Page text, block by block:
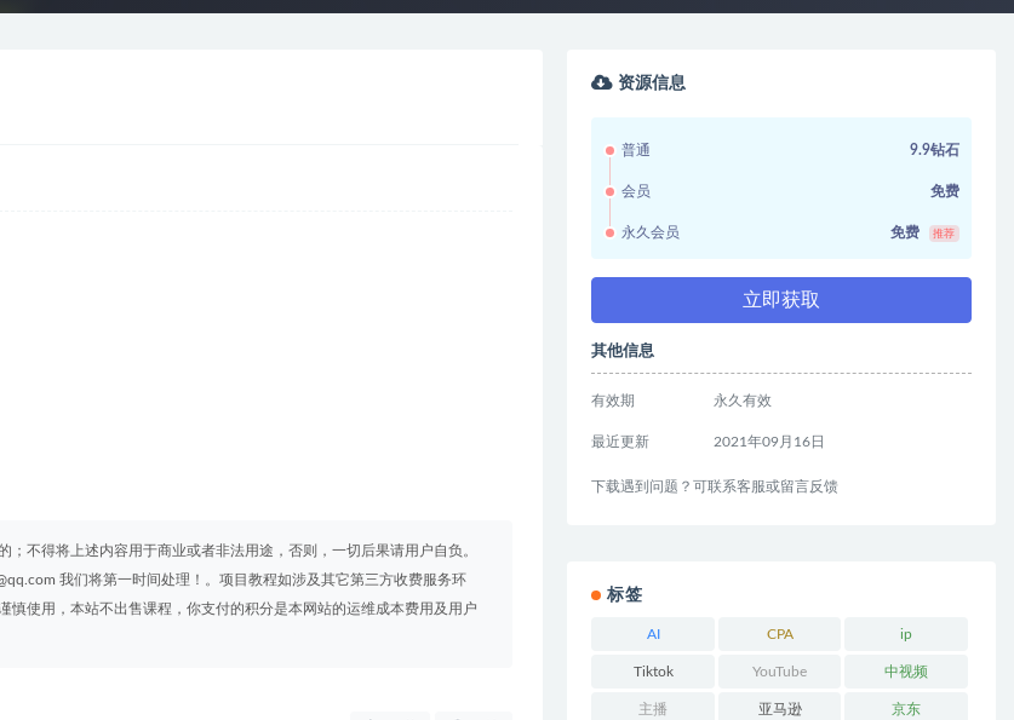
不得将上述内容用于商业或者非法用途，否则，一切后果请用户自负。
我们将第一时间处理！。项目教程如涉及其它第三方收费服务环
使用，本站不出售课程，你支付的积分是本网站的运维成本费用及用户
资源信息
普通 9.9钻石
会员 免费
永久会员 免费 推荐
立即获取
其他信息
有效期 永久有效
最近更新 2021年09月16日
下载遇到问题？可联系客服或留言反馈
标签
AI CPA ip
Tiktok YouTube 中视频
主播 亚马逊 京东